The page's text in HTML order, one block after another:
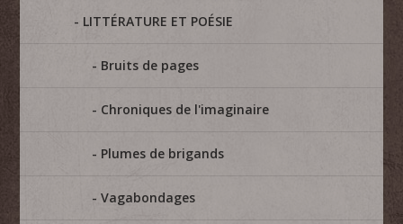
LITTÉRATURE ET POÉSIE
Bruits de pages
Chroniques de l'imaginaire
Plumes de brigands
Vagabondages